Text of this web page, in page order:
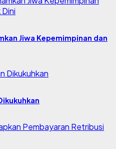
Jiwa Kepemimpinan dan